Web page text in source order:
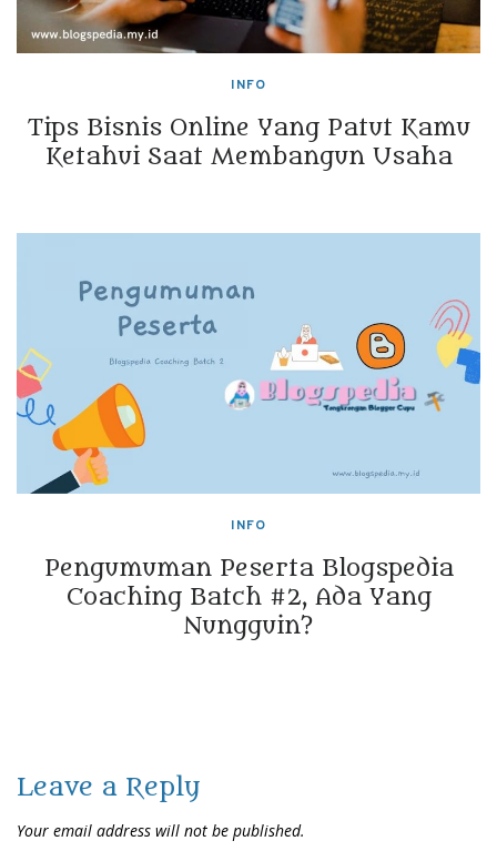
INFO
Tips Bisnis Online Yang Patut Kamu
Ketahui Saat Membangun Usaha
INFO
Pengumuman Peserta Blogspedia
Coaching Batch #2, Ada Yang
Nungguin?
Leave a Reply
Your email address will not be published.